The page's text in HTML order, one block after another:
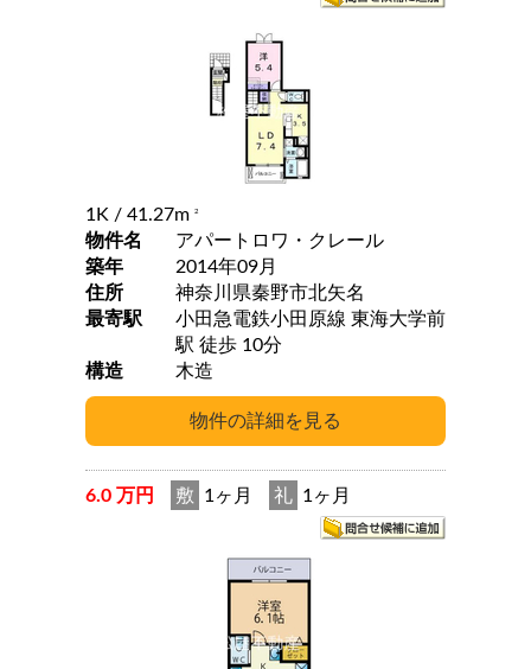
1K / 41.27m 2
物件名
アパートロワ・クレール
築年
2014年09月
住所
神奈川県秦野市北矢名
最寄駅
小田急電鉄小田原線 東海大学前
駅 徒歩 10分
構造
木造
6.0 万円 敷 1ヶ月 礼 1ヶ月